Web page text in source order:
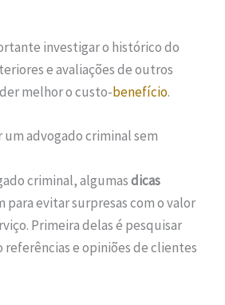
investigar o histórico do
e avaliações de outros
melhor o custo-benefício.
advogado criminal sem
criminal, algumasdicas
evitar surpresas com o valor
Primeira delas é pesquisar
e opiniões de clientes